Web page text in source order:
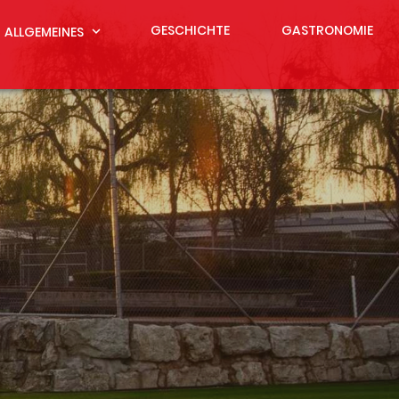
ALLGEMEINES expand_more GESCHICHTE GASTRONOMIE